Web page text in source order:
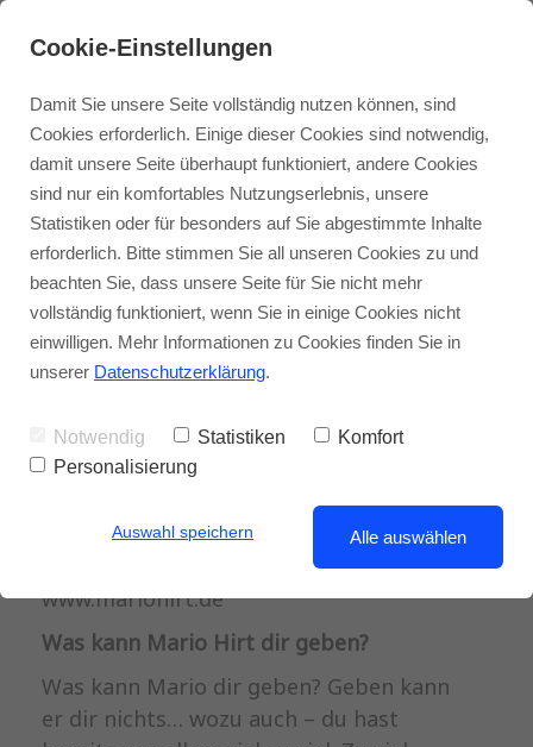
MARIO HIRT
www.mariohirt.de
Was kann Mario Hirt dir geben?
Was kann Mario dir geben? Geben kann
er dir nichts… wozu auch – du hast
Cookie-Einstellungen
Damit Sie unsere Seite vollständig nutzen können, sind
Cookies erforderlich. Einige dieser Cookies sind notwendig,
damit unsere Seite überhaupt funktioniert, andere Cookies
sind nur ein komfortables Nutzungserlebnis, unsere
Statistiken oder für besonders auf Sie abgestimmte Inhalte
erforderlich. Bitte stimmen Sie all unseren Cookies zu und
beachten Sie, dass unsere Seite für Sie nicht mehr
vollständig funktioniert, wenn Sie in einige Cookies nicht
einwilligen. Mehr Informationen zu Cookies finden Sie in
unserer Datenschutzerklärung.
Notwendig Statistiken
Komfort
Personalisierung
Auswahl speichern Alle auswählen